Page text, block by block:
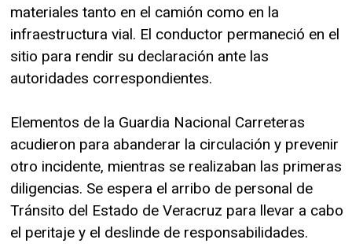
materiales tanto en el camión como en la
infraestructura vial. El conductor permaneció en el
sitio para rendir su declaración ante las
autoridades correspondientes.
Elementos de la Guardia Nacional Carreteras
acudieron para abanderar la circulación y prevenir
otro incidente, mientras se realizaban las primeras
diligencias. Se espera el arribo de personal de
Tránsito del Estado de Veracruz para llevar a cabo
el peritaje y el deslinde de responsabilidades.